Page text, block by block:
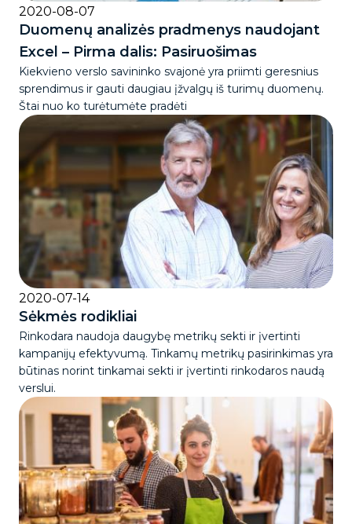
2020-08-07
Duomenų analizės pradmenys naudojant
Excel – Pirma dalis: Pasiruošimas
Kiekvieno verslo savininko svajonė yra priimti geresnius
sprendimus ir gauti daugiau įžvalgų iš turimų duomenų.
Štai nuo ko turėtumėte pradėti
2020-07-14
Sėkmės rodikliai
Rinkodara naudoja daugybę metrikų sekti ir įvertinti
kampanijų efektyvumą. Tinkamų metrikų pasirinkimas yra
būtinas norint tinkamai sekti ir įvertinti rinkodaros naudą
verslui.